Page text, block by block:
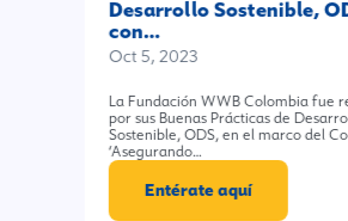
Desarrollo Sostenible,
con…
Oct 5, 2023
La Fundación WWB Colombia fue
por sus Buenas Prácticas de
Sostenible, ODS, en el marco del
‘Asegurando…
Entérate aquí